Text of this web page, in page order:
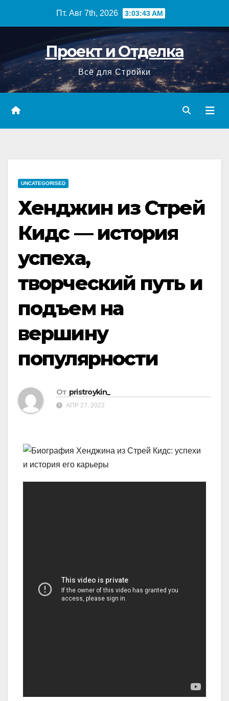
Пт. Авг 7th, 2026 3:03:44 AM
Проект и Отделка
Всё для Стройки
UNCATEGORISED
Хенджин из Стрей
Кидс — история
успеха,
творческий путь и
подъем на
вершину
популярности
От pristroykin_
АПР 27, 2022